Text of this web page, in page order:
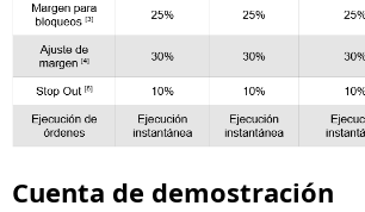
Cuenta de demostración